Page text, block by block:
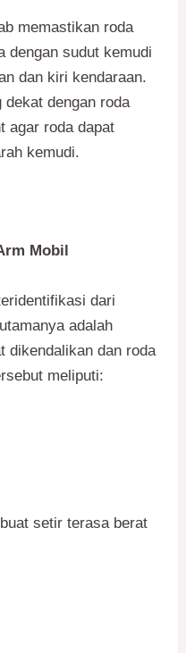
memastikan roda
dengan sudut kemudi
dan kiri kendaraan.
dekat dengan roda
agar roda dapat
kemudi.
Mobil
dari
adalah
dikendalikan dan roda
meliputi:
setir terasa berat